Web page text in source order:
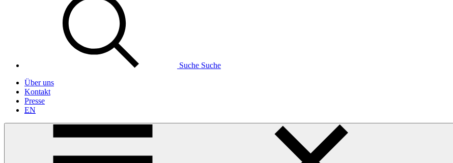
Suche Suche
Über uns
Kontakt
Presse
EN